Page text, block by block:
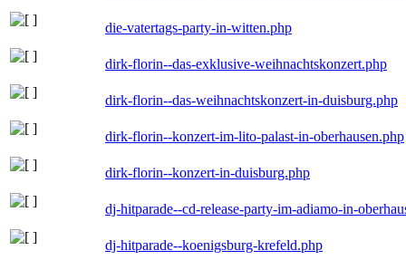
die-vatertags-party-in-witten.php
dirk-florin--das-exklusive-weihnachtskonzert.php
dirk-florin--das-weihnachtskonzert-in-duisburg.php
dirk-florin--konzert-im-lito-palast-in-oberhausen.php
dirk-florin--konzert-in-duisburg.php
dj-hitparade--cd-release-party-im-adiamo-in-
dj-hitparade--koenigsburg-krefeld.php